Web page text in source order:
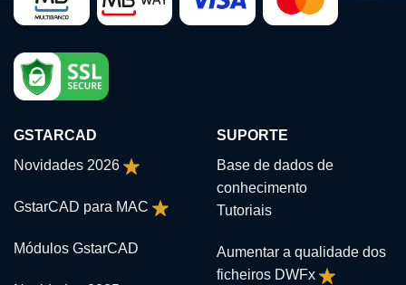
GSTARCAD
Novidades 2026
GstarCAD para MAC
Módulos GstarCAD
SUPORTE
Base de dados de
conhecimento
Tutoriais
Aumentar a qualidade dos
ficheiros DWFx